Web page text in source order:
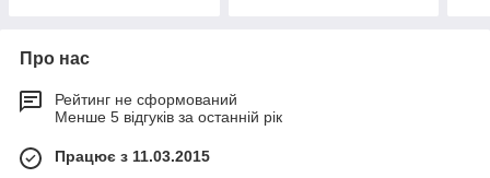
Про нас
Рейтинг не сформований
Менше 5 відгуків за останній рік
Працює з 11.03.2015